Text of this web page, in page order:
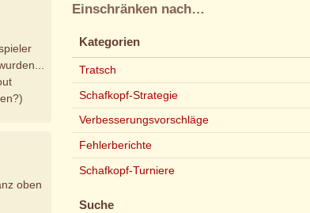
oben
Einschränken nach…
Kategorien
Tratsch
Schafkopf-Strategie
Verbesserungsvorschläge
Fehlerberichte
Schafkopf-Turniere
Suche